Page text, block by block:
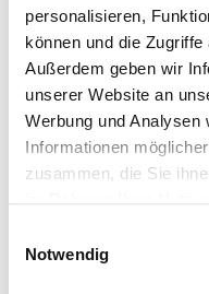
personalisieren,
können und die
Außerdem geben wir
unserer Website an
Werbung und Analysen
Informationen
zusammen, die Sie
Notwendig
Euro 6
5 Sitze
7 Gänge
Kraftstoffverbrauch
5.4 l/100km (WLTP)
CO2-Emissionen
122 g/km (WLTP)